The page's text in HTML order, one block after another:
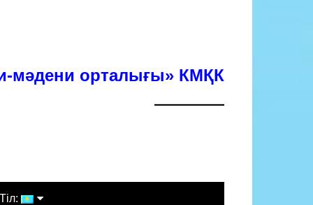
мәдени орталығы» КМҚК
Тіл: